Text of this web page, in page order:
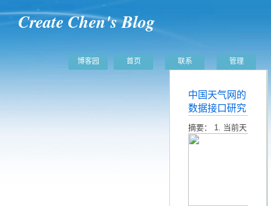
Create Chen's Blog
博客园 首页 联系 管理
中国天气网的
数据接口研究
摘要： 1. 当前天